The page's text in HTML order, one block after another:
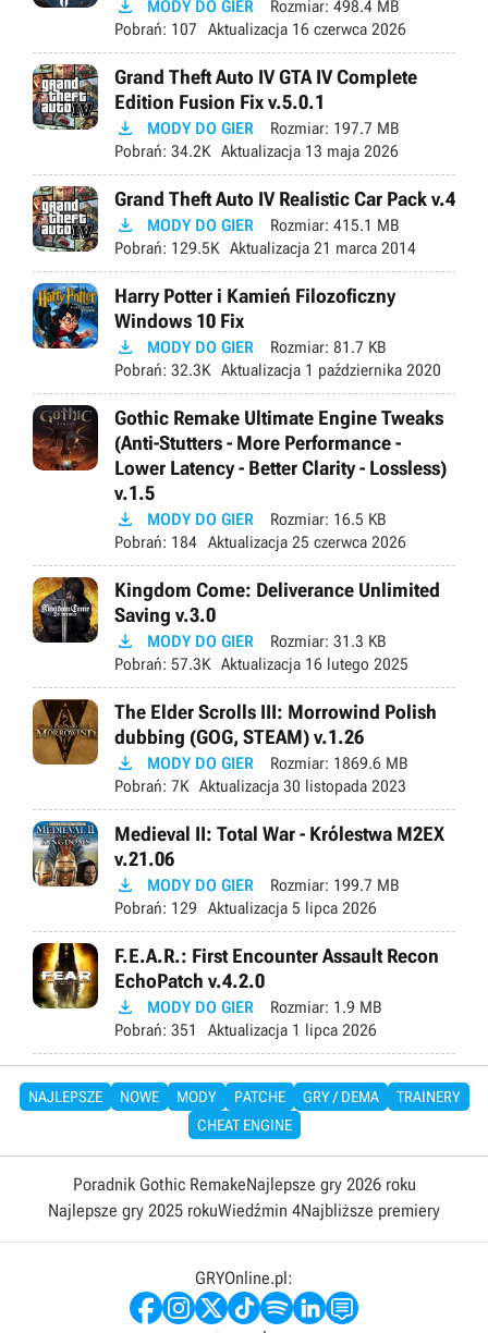
 MODY DO GIER Rozmiar: 498.4 MB
Pobrań: 107 Aktualizacja 16 czerwca 2026
Grand Theft Auto IV GTA IV Complete
Edition Fusion Fix v.5.0.1
 MODY DO GIER Rozmiar: 197.7 MB
Pobrań: 34.2K Aktualizacja 13 maja 2026
Grand Theft Auto IV Realistic Car Pack v.4
 MODY DO GIER Rozmiar: 415.1 MB
Pobrań: 129.5K Aktualizacja 21 marca 2014
Harry Potter i Kamień Filozoficzny
Windows 10 Fix
 MODY DO GIER Rozmiar: 81.7 KB
Pobrań: 32.3K Aktualizacja 1 października 2020
Gothic Remake Ultimate Engine Tweaks
(Anti-Stutters - More Performance -
Lower Latency - Better Clarity - Lossless)
v.1.5
 MODY DO GIER Rozmiar: 16.5 KB
Pobrań: 184 Aktualizacja 25 czerwca 2026
Kingdom Come: Deliverance Unlimited
Saving v.3.0
 MODY DO GIER Rozmiar: 31.3 KB
Pobrań: 57.3K Aktualizacja 16 lutego 2025
The Elder Scrolls III: Morrowind Polish
dubbing (GOG, STEAM) v.1.26
 MODY DO GIER Rozmiar: 1869.6 MB
Pobrań: 7K Aktualizacja 30 listopada 2023
Medieval II: Total War - Królestwa M2EX
v.21.06
 MODY DO GIER Rozmiar: 199.7 MB
Pobrań: 129 Aktualizacja 5 lipca 2026
F.E.A.R.: First Encounter Assault Recon
EchoPatch v.4.2.0
 MODY DO GIER Rozmiar: 1.9 MB
Pobrań: 351 Aktualizacja 1 lipca 2026
NAJLEPSZE NOWE MODY PATCHE GRY / DEMA
TRAINERY
CHEAT ENGINE
Poradnik Gothic RemakeNajlepsze gry 2026 roku
Najlepsze gry 2025 rokuWiedźmin 4Najbliższe premiery
GRYOnline.pl: